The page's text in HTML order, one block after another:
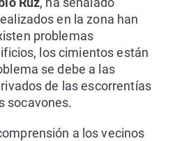
en la zona han
problemas
los cimientos están
se debe a las
de las escorrentías
socavones.
a los vecinos